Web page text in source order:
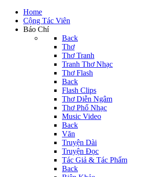
Home
Cộng Tác Viên
Báo Chí
Back
Thơ
Thơ Tranh
Tranh Thơ Nhạc
Thơ Flash
Back
Flash Clips
Thơ Diễn Ngâm
Thơ Phổ Nhạc
Music Video
Back
Văn
Truyện Dài
Truyện Đọc
Tác Giả & Tác Phẩm
Back